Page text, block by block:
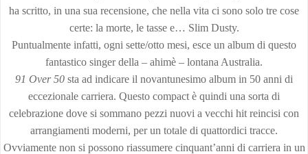
ha scritto, in una sua recensione, che nella vita ci sono solo tre cose
certe: la morte, le tasse e… Slim Dusty.
Puntualmente infatti, ogni sette/otto mesi, esce un album di questo
fantastico singer della – ahimè – lontana Australia.
91 Over 50 sta ad indicare il novantunesimo album in 50 anni di
eccezionale carriera. Questo compact è quindi una sorta di
celebrazione dove si sommano pezzi nuovi a vecchi hit reincisi con
arrangiamenti moderni, per un totale di quattordici tracce.
Ovviamente non si possono riassumere cinquant’anni di carriera in un